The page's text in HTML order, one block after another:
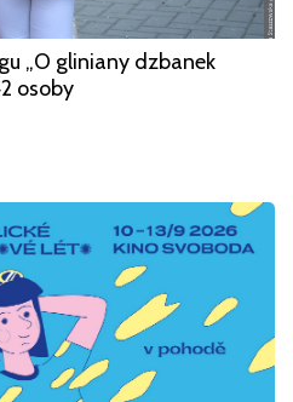
„O gliniany dzbanek
osoby